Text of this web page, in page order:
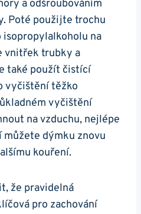
a odšroubováním
Poté použijte trochu
na
vnitřek trubky a
také použít čistící
vyčištění těžko
vyčištění
na vzduchu, nejlépe
můžete dýmku znovu
kouření.
že pravidelná
pro zachování